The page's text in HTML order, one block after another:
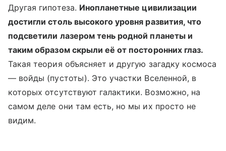
Другая гипотеза. Инопланетные цивилизации
достигли столь высокого уровня развития, что
подсветили лазером тень родной планеты и
таким образом скрыли её от посторонних глаз.
Такая теория объясняет и другую загадку космоса
— войды (пустоты). Это участки Вселенной, в
которых отсутствуют галактики. Возможно, на
самом деле они там есть, но мы их просто не
видим.